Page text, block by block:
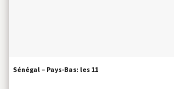
Sénégal – Pays-Bas: les 11